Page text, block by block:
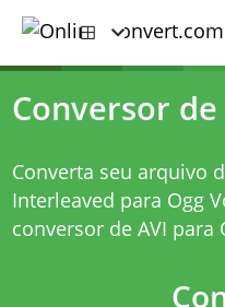
Conversor de
Converta seu arquivo
Interleaved para Ogg
conversor de AVI para